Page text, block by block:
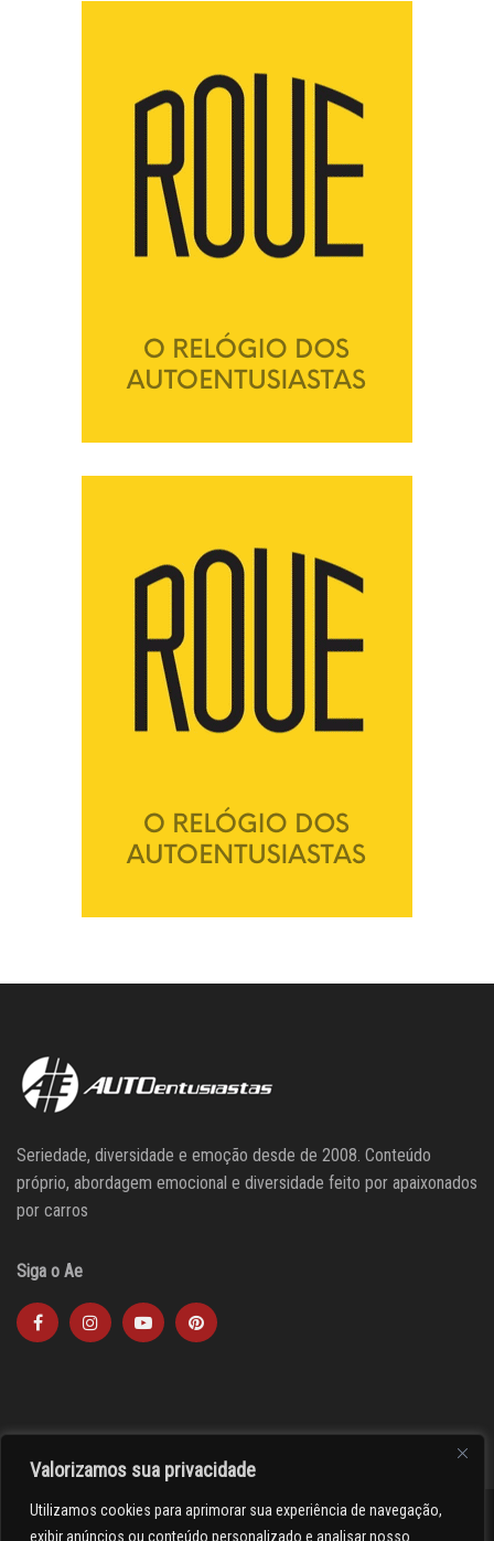
Valorizamos sua privacidade
Utilizamos cookies para aprimorar sua experiência de navegação,
exibir anúncios ou conteúdo personalizado e analisar nosso
Seriedade, diversidade e emoção desde de 2008. Conteúdo
próprio, abordagem emocional e diversidade feito por apaixonados
por carros
Siga o Ae
><(((º> 17